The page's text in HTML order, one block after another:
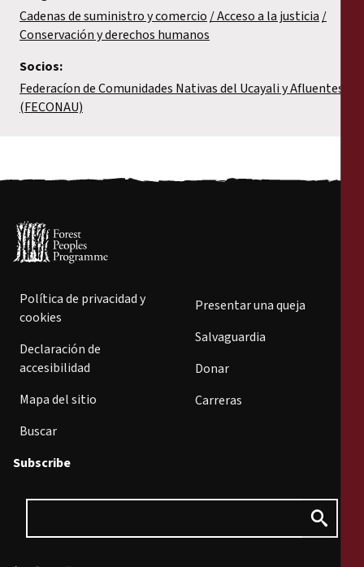
Cadenas de suministro y comercio Acceso a la justicia
Conservación y derechos humanos
Socios:
Federacíon de Comunidades Nativas del Ucayali y Afluentes
(FECONAU)
Política de privacidad y
cookies
Declaración de
accesibilidad
Mapa del sitio
Buscar
Presentar una queja
Salvaguardia
Donar
Carreras
Subscribe